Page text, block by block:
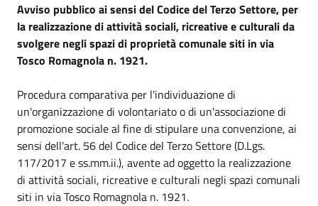
Avviso pubblico ai sensi del Codice del Terzo Settore, per
la realizzazione di attività sociali, ricreative e culturali da
svolgere negli spazi di proprietà comunale siti in via
Tosco Romagnola n. 1921.
Procedura comparativa per l'individuazione di
un'organizzazione di volontariato o di un'associazione di
promozione sociale al fine di stipulare una convenzione, ai
sensi dell'art. 56 del Codice del Terzo Settore (D.Lgs.
117/2017 e ss.mm.ii.), avente ad oggetto la realizzazione
di attività sociali, ricreative e culturali negli spazi comunali
siti in via Tosco Romagnola n. 1921.